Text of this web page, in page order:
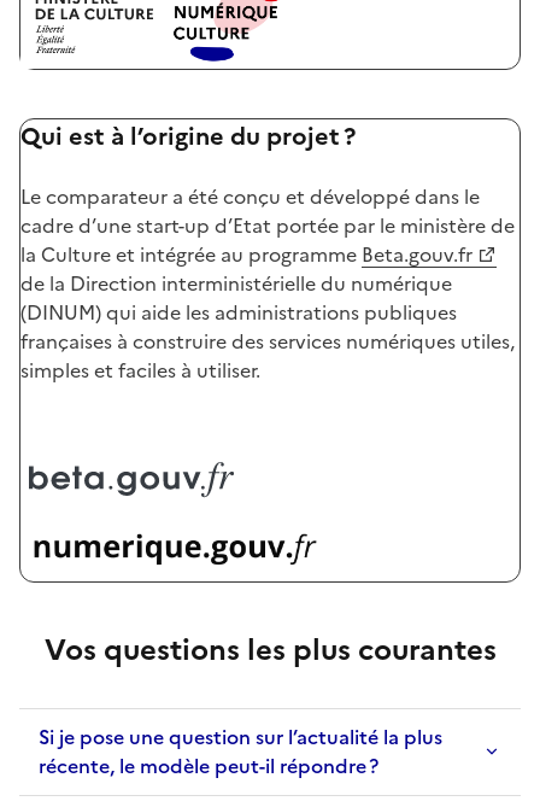
Qui est à l’origine du projet ?
Le comparateur a été conçu et développé dans le
cadre d’une start-up d’Etat portée par le ministère de
la Culture et intégrée au programme Beta.gouv.fr
de la Direction interministérielle du numérique
(DINUM) qui aide les administrations publiques
françaises à construire des services numériques utiles,
simples et faciles à utiliser.
Vos questions les plus courantes
Si je pose une question sur l’actualité la plus
récente, le modèle peut-il répondre ?